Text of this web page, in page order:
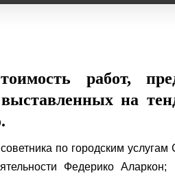
работ,
на
по городским
Федерико Аларкон;